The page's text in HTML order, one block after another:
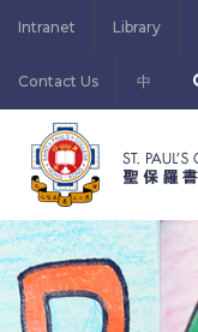
Intranet Library
Contact Us 中